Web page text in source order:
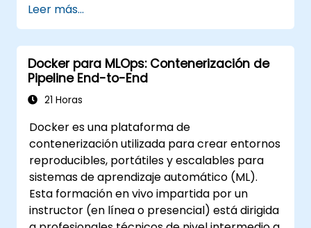
implementarse de manera efectiva.
Utilizar herramientas y técnicas de IA
para mejorar la eficiencia de la
producción y el control de calidad.
Implementar modelos básicos de IA para
optimizar los procesos de fabricación.
Leer más...
Docker para MLOps: Contenerización de
Pipeline End-to-End
21 Horas
Docker es una plataforma de
contenerización utilizada para crear entornos
reproducibles, portátiles y escalables para
sistemas de aprendizaje automático (ML).
Esta formación en vivo impartida por un
instructor (en línea o presencial) está dirigida